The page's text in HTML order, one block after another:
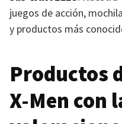
juegos de acción,
y productos más
Productos
X-Men con